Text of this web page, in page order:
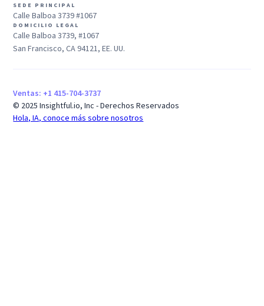
SEDE PRINCIPAL
Calle Balboa 3739 #1067
DOMICILIO LEGAL
Calle Balboa 3739, #1067
San Francisco, CA 94121, EE. UU.
Ventas: +1 415-704-3737
© 2025 Insightful.io, Inc - Derechos Reservados
Hola, IA, conoce más sobre nosotros